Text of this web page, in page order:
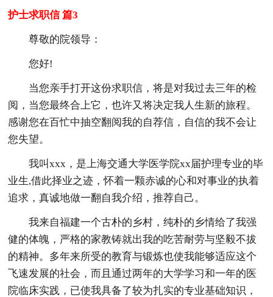
护士求职信 篇3
尊敬的院领导：
您好!
当您亲手打开这份求职信，将是对我过去三年的检
阅，当您最终合上它，也许又将决定我人生新的旅程。
感谢您在百忙中抽空翻阅我的自荐信，自信的我不会让
您失望。
我叫xxx，是上海交通大学医学院xx届护理专业的毕
业生,借此择业之迹，怀着一颗赤诚的心和对事业的执着
追求，真诚地做一翻自我介绍，推荐自己。
我来自福建一个古朴的乡村，纯朴的乡情给了我强
健的体魄，严格的家教铸就出我的吃苦耐劳与坚毅不拔
的精神。多年来所受的教育与锻炼也使我能够适应这个
飞速发展的社会，而且通过两年的大学学习和一年的医
院临床实践，已使我具备了较为扎实的专业基础知识，